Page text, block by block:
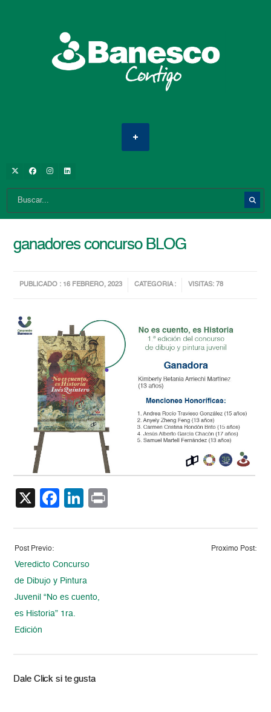
ganadores concurso BLOG
PUBLICADO : 16 FEBRERO, 2023 CATEGORIA : VISITAS: 78
X Facebook
LinkedIn
Post Previo:
Veredicto Concurso
de Dibujo y Pintura
Juvenil “No es cuento,
es Historia” 1ra.
Edición
Proximo Post:
Dale Click si te gusta